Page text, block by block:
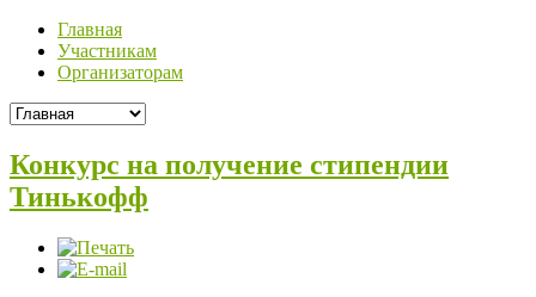
Главная
Участникам
Организаторам
Конкурс на получение стипендии
Тинькофф